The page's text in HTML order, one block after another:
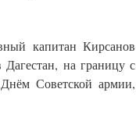
капитан Кирсанов
Дагестан, на границу с
Советской армии,